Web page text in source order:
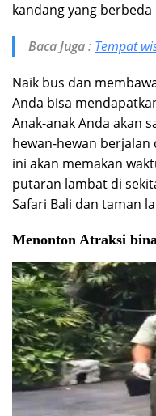
kandang yang
Baca Juga: Tempat
Naik bus dan
Anda bisa
Anak-anak Anda akan
hewan-hewan
ini akan memakan
putaran lambat di
Safari Bali dan taman
Menonton Atraksi